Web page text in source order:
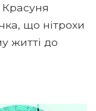
Красуня
що нітрохи
житті до